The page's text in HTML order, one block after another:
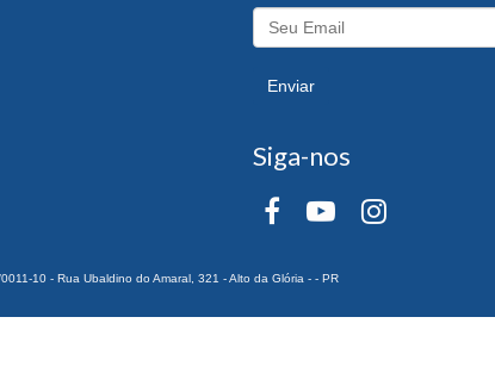
Enviar
Siga-nos
10 - Rua Ubaldino do Amaral, 321 - Alto da Glória - - PR